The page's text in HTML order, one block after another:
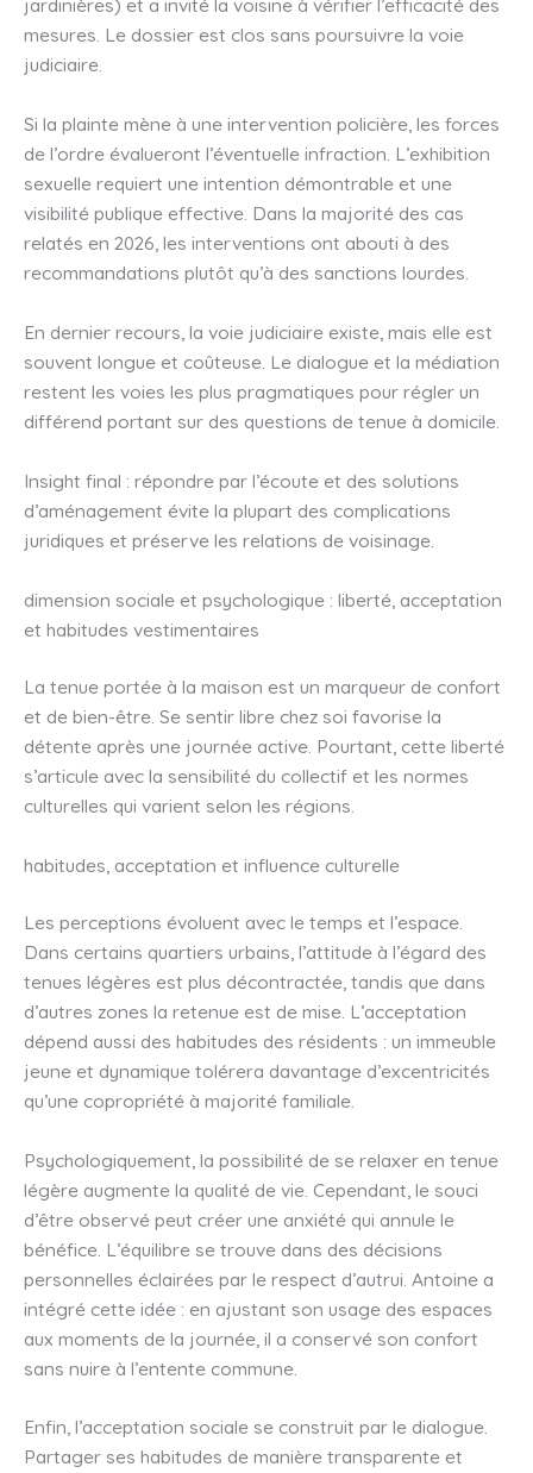
jardinières) et a invité la voisine à vérifier l’efficacité des
mesures. Le dossier est clos sans poursuivre la voie
judiciaire.
Si la plainte mène à une intervention policière, les forces
de l’ordre évalueront l’éventuelle infraction. L’exhibition
sexuelle requiert une intention démontrable et une
visibilité publique effective. Dans la majorité des cas
relatés en 2026, les interventions ont abouti à des
recommandations plutôt qu’à des sanctions lourdes.
En dernier recours, la voie judiciaire existe, mais elle est
souvent longue et coûteuse. Le dialogue et la médiation
restent les voies les plus pragmatiques pour régler un
différend portant sur des questions de tenue à domicile.
Insight final : répondre par l’écoute et des solutions
d’aménagement évite la plupart des complications
juridiques et préserve les relations de voisinage.
dimension sociale et psychologique : liberté, acceptation
et habitudes vestimentaires
La tenue portée à la maison est un marqueur de confort
et de bien-être. Se sentir libre chez soi favorise la
détente après une journée active. Pourtant, cette liberté
s’articule avec la sensibilité du collectif et les normes
culturelles qui varient selon les régions.
habitudes, acceptation et influence culturelle
Les perceptions évoluent avec le temps et l’espace.
Dans certains quartiers urbains, l’attitude à l’égard des
tenues légères est plus décontractée, tandis que dans
d’autres zones la retenue est de mise. L’acceptation
dépend aussi des habitudes des résidents : un immeuble
jeune et dynamique tolérera davantage d’excentricités
qu’une copropriété à majorité familiale.
Psychologiquement, la possibilité de se relaxer en tenue
légère augmente la qualité de vie. Cependant, le souci
d’être observé peut créer une anxiété qui annule le
bénéfice. L’équilibre se trouve dans des décisions
personnelles éclairées par le respect d’autrui. Antoine a
intégré cette idée : en ajustant son usage des espaces
aux moments de la journée, il a conservé son confort
sans nuire à l’entente commune.
Enfin, l’acceptation sociale se construit par le dialogue.
Partager ses habitudes de manière transparente et